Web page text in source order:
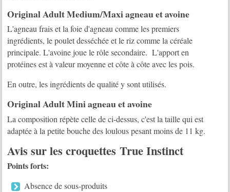
Original Adult Medium/Maxi agneau et avoine
L'agneau frais et la foie d'agneau comme les premiers
ingrédients, le poulet desséchée et le riz comme la céréale
principale. L'avoine joue le rôle secondaire. L'apport en
protéines est à valeur moyenne et côte à côte avec les pois.
En outre, les ingrédients de qualité y sont utilisés.
Original Adult Mini agneau et avoine
La composition répète celle de ci-dessus, c'est la taille qui est
adaptée à la petite bouche des loulous pesant moins de 11 kg.
Avis sur les croquettes True Instinct
Points forts:
Absence de sous-produits